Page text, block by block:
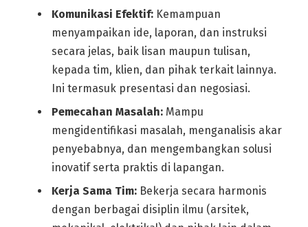
Komunikasi Efektif: Kemampuan
menyampaikan ide, laporan, dan instruksi
secara jelas, baik lisan maupun tulisan,
kepada tim, klien, dan pihak terkait lainnya.
Ini termasuk presentasi dan negosiasi.
Pemecahan Masalah: Mampu
mengidentifikasi masalah, menganalisis akar
penyebabnya, dan mengembangkan solusi
inovatif serta praktis di lapangan.
Kerja Sama Tim: Bekerja secara harmonis
dengan berbagai disiplin ilmu (arsitek,